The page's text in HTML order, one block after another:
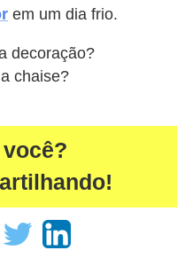
em um dia frio.
decoração?
chaise?